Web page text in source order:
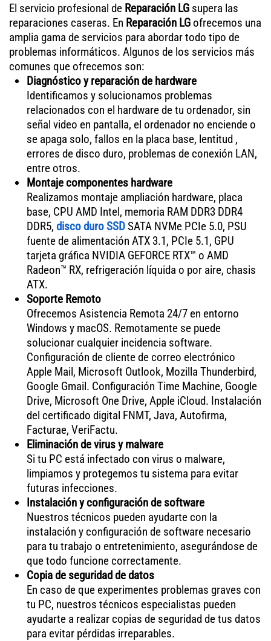
El servicio profesional de Reparación LG supera las
reparaciones caseras. En Reparación LGofrecemos una
amplia gama de servicios para abordar todo tipo de
problemas informáticos. Algunos de los servicios más
comunes que ofrecemos son:
Diagnóstico y reparación de hardware
Identificamos y solucionamos problemas
relacionados con el hardware de tu ordenador, sin
señal video en pantalla, el ordenador no enciende o
se apaga solo, fallos en la placa base, lentitud ,
errores de disco duro, problemas de conexión LAN,
entre otros.
Montaje componentes hardware
Realizamos montaje ampliación hardware, placa
base, CPU AMD Intel, memoria RAM DDR3 DDR4
DDR5, disco duro SSDSATA NVMe PCIe 5.0, PSU
fuente de alimentación ATX 3.1, PCIe 5.1, GPU
tarjeta gráfica NVIDIA GEFORCE RTX™ o AMD
Radeon™ RX, refrigeración líquida o por aire, chasis
ATX.
Soporte Remoto
Ofrecemos Asistencia Remota 24/7 en entorno
Windows y macOS. Remotamente se puede
solucionar cualquier incidencia software.
Configuración de cliente de correo electrónico
Apple Mail, Microsoft Outlook, Mozilla Thunderbird,
Google Gmail. Configuración Time Machine, Google
Drive, Microsoft One Drive, Apple iCloud. Instalación
del certificado digital FNMT, Java, Autofirma,
Facturae, VeriFactu.
Eliminación de virus y malware
Si tu PC está infectado con virus o malware,
limpiamos y protegemos tu sistema para evitar
futuras infecciones.
Instalación y configuración de software
Nuestros técnicos pueden ayudarte con la
instalación y configuración de software necesario
para tu trabajo o entretenimiento, asegurándose de
que todo funcione correctamente.
Copia de seguridad de datos
En caso de que experimentes problemas graves con
tu PC, nuestros técnicos especialistas pueden
ayudarte a realizar copias de seguridad de tus datos
para evitar pérdidas irreparables.